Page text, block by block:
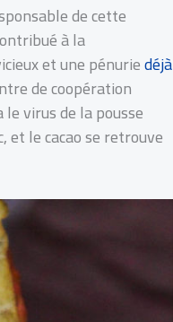
de cette
à la
et une pénuriedéjà
de coopération
le virus de la pousse
et le cacao se retrouve